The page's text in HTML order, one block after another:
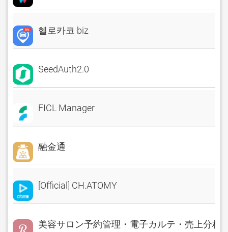
헬로카코 biz
SeedAuth2.0
FICL Manager
融金通
[Official] CH.ATOMY
美容サロン予約管理・電子カルテ・売上分析